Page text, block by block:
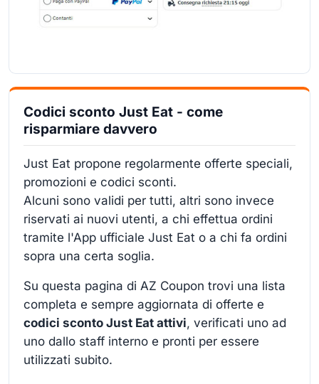
Codici sconto Just Eat - come
risparmiare davvero
Just Eat propone regolarmente offerte speciali,
promozioni e codici sconti.
Alcuni sono validi per tutti, altri sono invece
riservati ai nuovi utenti, a chi effettua ordini
tramite l'App ufficiale Just Eat o a chi fa ordini
sopra una certa soglia.
Su questa pagina di AZ Coupon trovi una lista
completa e sempre aggiornata di offerte e
codici sconto Just Eat attivi, verificati uno ad
uno dallo staff interno e pronti per essere
utilizzati subito.